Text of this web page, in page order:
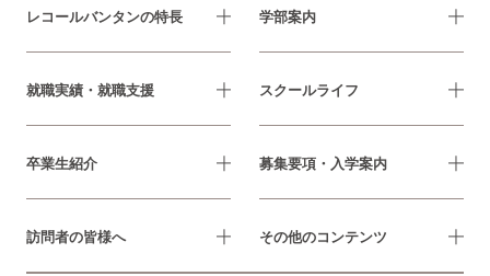
レコールバンタンの特長 学部案内
就職実績・就職支援 スクールライフ
卒業生紹介 募集要項・入学案内
訪問者の皆様へ その他のコンテンツ